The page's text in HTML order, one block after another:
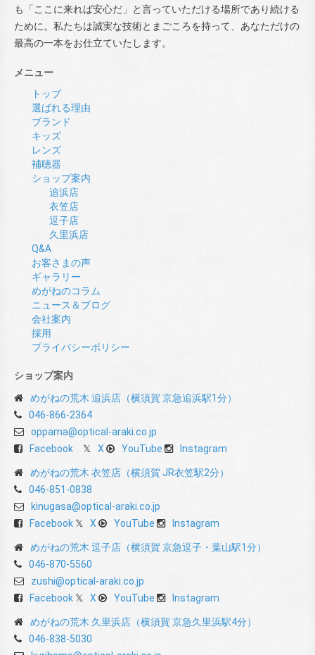
も「ここに来れば安心だ」と言っていただける場所であり続ける
ために。私たちは誠実な技術とまごころを持って、あなただけの
最高の一本をお仕立ていたします。
メニュー
トップ
選ばれる理由
ブランド
キッズ
レンズ
補聴器
ショップ案内
追浜店
衣笠店
逗子店
久里浜店
Q&A
お客さまの声
ギャラリー
めがねのコラム
ニュース＆ブログ
会社案内
採用
プライバシーポリシー
ショップ案内
めがねの荒木 追浜店（横須賀 京急追浜駅1分）
046-866-2364
oppama@optical-araki.co.jp
Facebook
X YouTube Instagram
めがねの荒木 衣笠店（横須賀 JR衣笠駅2分）
046-851-0838
kinugasa@optical-araki.co.jp
Facebook
X YouTube Instagram
めがねの荒木 逗子店（横須賀 京急逗子・葉山駅1分）
046-870-5560
zushi@optical-araki.co.jp
Facebook
X YouTube Instagram
めがねの荒木 久里浜店（横須賀 京急久里浜駅4分）
046-838-5030